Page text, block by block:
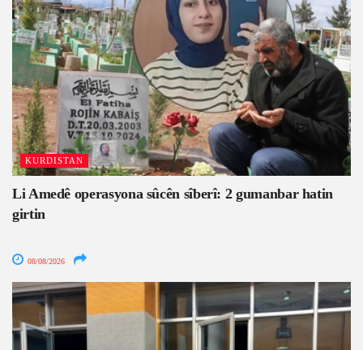
KURDISTAN
Li Amedê operasyona sûcên sîberî: 2 gumanbar hatin
girtin
08/08/2026